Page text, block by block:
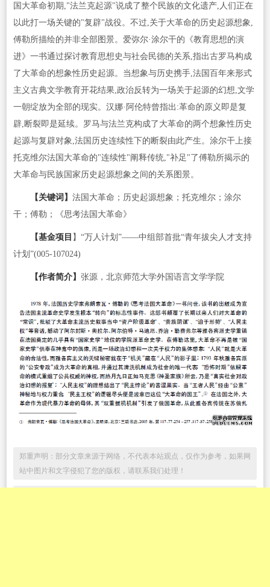
国大革命初期,"法兰克起源"说成了整个民族的文化遗产,人们正在
以此打一场关键的"复辟"战役。不过,关于大革命的历史起源想象,
傅勒所描绘的并非全部图景。爱弥尔·涂尔干的《教育思想的演
进》一书通过探讨教育思想史与社会民德的关系,指出古罗马构成
了大革命的想象性历史起源。当想象与历史携手,法国百年来形式
主义古典文学教育开花结果,政治反转为一场关于起源的幻想,文学
一朝绽放为全部的现实。汉娜·阿伦特曾指出:革命的原义即是复
辟,断裂即是延续。罗马与法兰克构成了大革命的两个想象性历史
起源与复辟对象,法国历史连续性下的断裂由此产生。涂尔干上接
托克维尔法国大革命的"连续性"阐释传统,"补足"了傅勒所揭示的
大革命与民族国家历史起源想象之间的关系图景。
【关键词】 法国大革命；历史起源想象；托克维尔；涂尔
干；傅勒；《思考法国大革命》
【基金项目 】“万人计划”——中组部首批“青年拔尖人才支持
计划”(005-107024)
【作者简介】 张源，北京师范大学外国语言文学学院
郑重声明：部分文章来源于网络，不代表本站观点，仅作为参考，如果网
站中图片和文字侵犯了您的版权，请联系我们处理！